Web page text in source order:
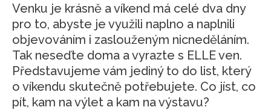
Venku je krásně a víkend má celé dva dny
pro to, abyste je využili naplno a naplnili
objevováním i zaslouženým nicneděláním.
Tak neseďte doma a vyrazte s ELLE ven.
Představujeme vám jediný to do list, který
o víkendu skutečně potřebujete. Co jíst, co
pít, kam na výlet a kam na výstavu?